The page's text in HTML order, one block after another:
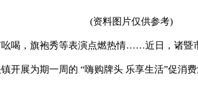
(资料图片仅供参考)
喝，旗袍秀等表演点燃热情……近日，诸暨
开展为期一周的 “嗨购牌头 乐享生活”促消